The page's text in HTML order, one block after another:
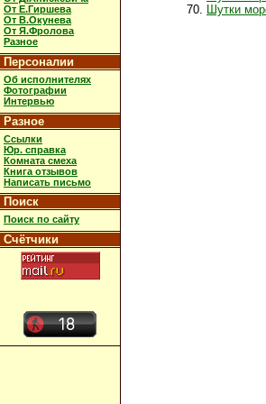
От Е.Гиршева
От В.Окунева
От Я.Фролова
Разное
Персоналии
Об исполнителях
Фотографии
Интервью
Разное
Ссылки
Юр. справка
Комната смеха
Книга отзывов
Написать письмо
Поиск
Поиск по сайту
Счётчики
Шутки